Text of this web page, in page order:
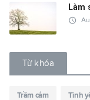
Làm
access_time
Từ khóa
Trầm cảm Tình